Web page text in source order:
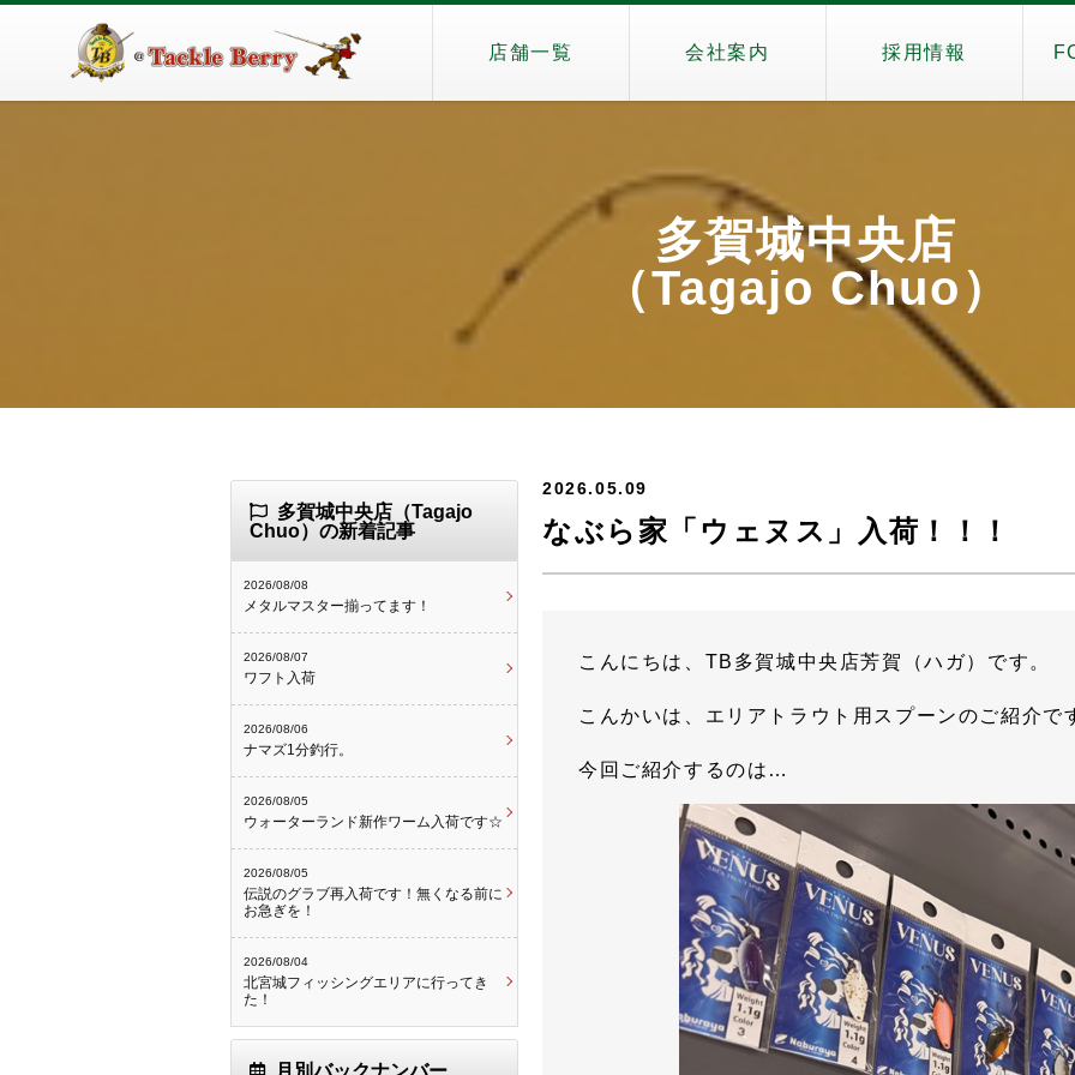
店舗一覧 会社案内 採用情報
多賀城中央店
（Tagajo Chuo）
2026.05.09
なぶら家「ウェヌス」入荷！！！
こんにちは、TB多賀城中央店芳賀（ハガ）です。
こんかいは、エリアトラウト用スプーンのご紹介で
今回ご紹介するのは…
多賀城中央店（Tagajo
Chuo）の新着記事
2026/08/08
メタルマスター揃ってます！
2026/08/07
ワフト入荷
2026/08/06
ナマズ1分釣行。
2026/08/05
ウォーターランド新作ワーム入荷です☆
2026/08/05
伝説のグラブ再入荷です！無くなる前に
お急ぎを！
2026/08/04
北宮城フィッシングエリアに行ってき
た！
月別バックナンバー